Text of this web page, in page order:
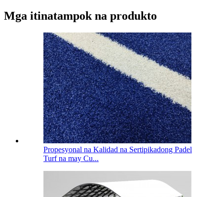
Mga itinatampok na produkto
Propesyonal na Kalidad na Sertipikadong Padel
Turf na may Cu...